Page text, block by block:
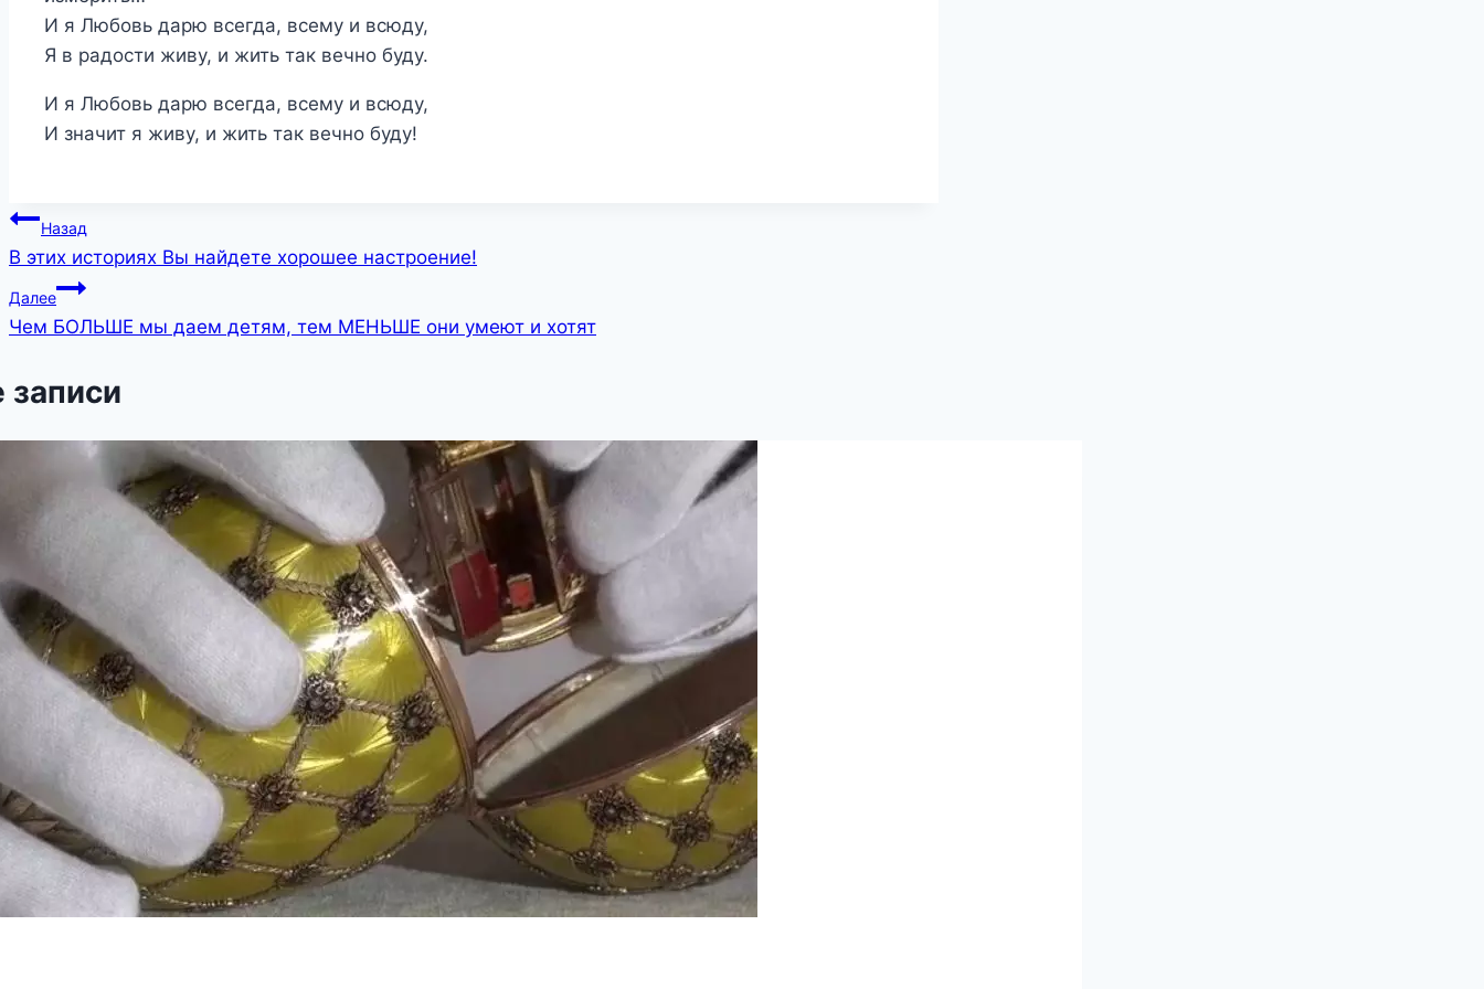
И я Любовь дарю всегда, всему и всюду,
Я в радости живу, и жить так вечно буду.
И я Любовь дарю всегда, всему и всюду,
И значит я живу, и жить так вечно буду!
Навигация
по
записям
Назад
В этих историях Вы найдете хорошее настроение!
Далее
Чем БОЛЬШЕ мы даем детям, тем МЕНЬШЕ они умеют и хотят